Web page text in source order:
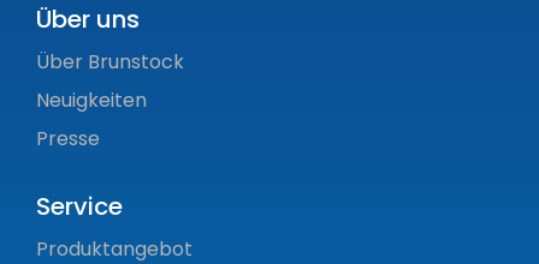
Über uns
Über Brunstock
Neuigkeiten
Presse
Service
Produktangebot